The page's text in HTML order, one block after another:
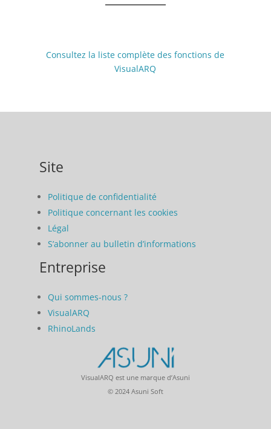
Consultez la liste complète des fonctions de
VisualARQ
Site
Politique de confidentialité
Politique concernant les cookies
Légal
S’abonner au bulletin d’informations
Entreprise
Qui sommes-nous ?
VisualARQ
RhinoLands
VisualARQ est une marque d’Asuni
© 2024 Asuni Soft